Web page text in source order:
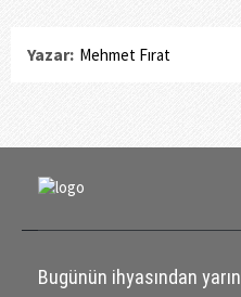
Yazar: Mehmet Fırat
Bugünün ihyasından